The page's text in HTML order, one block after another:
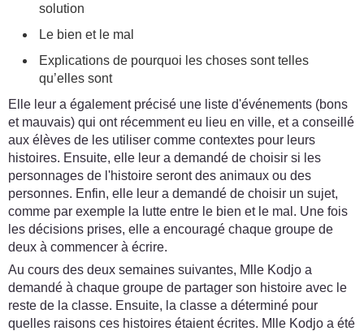
solution
Le bien et le mal
Explications de pourquoi les choses sont telles
qu’elles sont
Elle leur a également précisé une liste d'événements (bons
et mauvais) qui ont récemment eu lieu en ville, et a conseillé
aux élèves de les utiliser comme contextes pour leurs
histoires. Ensuite, elle leur a demandé de choisir si les
personnages de l'histoire seront des animaux ou des
personnes. Enfin, elle leur a demandé de choisir un sujet,
comme par exemple la lutte entre le bien et le mal. Une fois
les décisions prises, elle a encouragé chaque groupe de
deux à commencer à écrire.
Au cours des deux semaines suivantes, Mlle Kodjo a
demandé à chaque groupe de partager son histoire avec le
reste de la classe. Ensuite, la classe a déterminé pour
quelles raisons ces histoires étaient écrites. Mlle Kodjo a été